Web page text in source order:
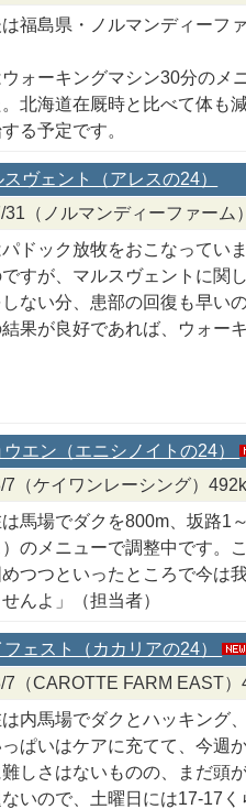
福島県・ノルマンディーフ
ォーキングマシン30分のメ
。北海道在厩時と比べて体も
る予定です。
ヴェント（アレスの24）
31（ノルマンディーファーム
ドック放牧をおこなってい
すが、マルスヴェントに関
しない分、患部の回復も早い
果が良好であれば、ウォー
ウエン（エニシノイトの24）
7（ケイワンレーシング）
は馬場でダクを800m、坂路1
のメニューで調整中です。
つつといったところで今は
んよ」（担当者）
フェスト（カカリアの24）
7（CAROTTE FARM EAST）
は内馬場でダクとハッキング
ぱいはケアに充てて、今週
難しさはないものの、まだ頭
いので、土曜日には17-17